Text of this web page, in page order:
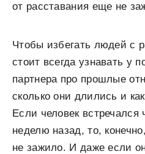
от расставания еще не
Чтобы избегать людей с
стоит всегда узнавать у
партнера про прошлые
сколько они длились и
Если человек встречался
неделю назад, то,
не зажило. И даже если